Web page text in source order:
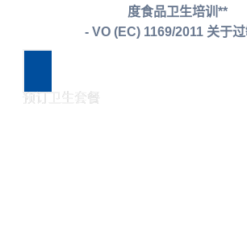
度食品卫生培训**
- VO (EC) 1169/2011 关于
预订卫生套餐